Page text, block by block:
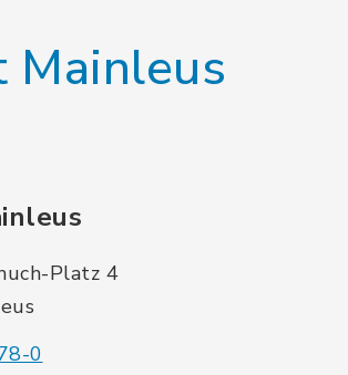
Mainleus
Platz 4
0